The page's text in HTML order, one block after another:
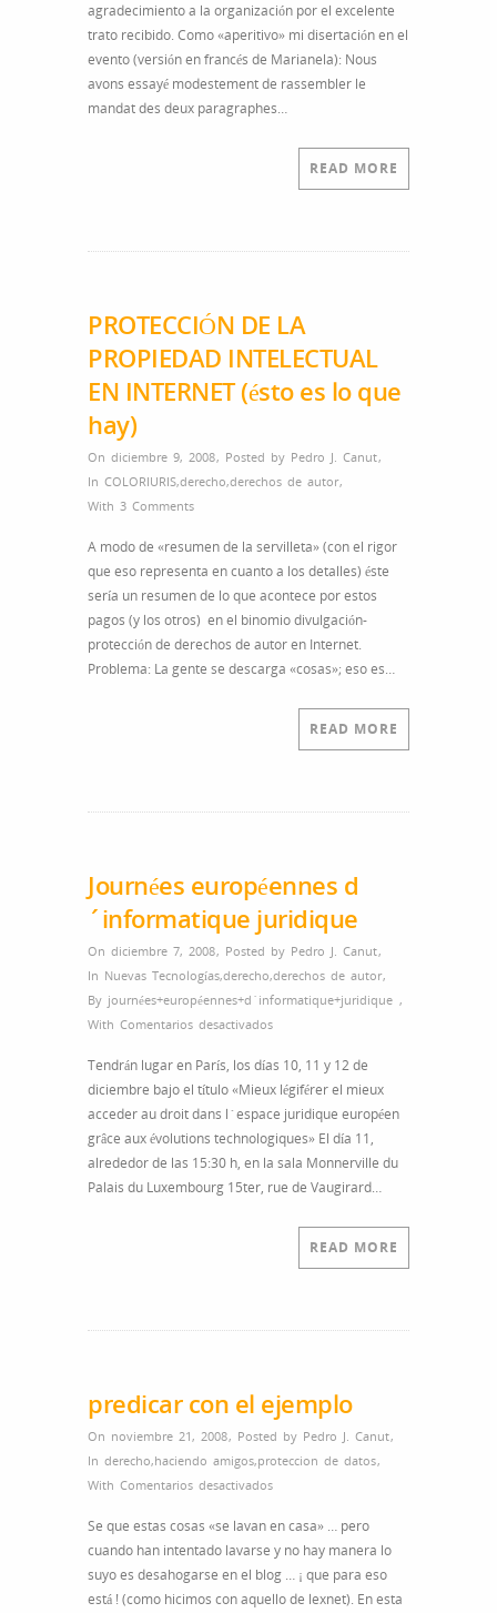
agradecimiento a la organización por el excelente
trato recibido. Como «aperitivo» mi disertación en el
evento (versión en francés de Marianela): Nous
avons essayé modestement de rassembler le
mandat des deux paragraphes…
READ MORE
PROTECCIÓN DE LA
PROPIEDAD INTELECTUAL
EN INTERNET (ésto es lo que
hay)
On diciembre 9, 2008, Posted by Pedro J. Canut,
In COLORIURIS,derecho,derechos de autor,
With 3 Comments
A modo de «resumen de la servilleta» (con el rigor
que eso representa en cuanto a los detalles) éste
sería un resumen de lo que acontece por estos
pagos (y los otros) en el binomio divulgación-
protección de derechos de autor en Internet.
Problema: La gente se descarga «cosas»; eso es…
READ MORE
Journées européennes d
´informatique juridique
On diciembre 7, 2008, Posted by Pedro J. Canut,
In Nuevas Tecnologías,derecho,derechos de autor,
By journées+européennes+d´informatique+juridique ,
With Comentarios desactivadosen
européennes
d
´informatique
juridique
Tendrán lugar en París, los días 10, 11 y 12 de
diciembre bajo el título «Mieux légiférer el mieux
acceder au droit dans l´espace juridique européen
grâce aux évolutions technologiques» El día 11,
alrededor de las 15:30 h, en la sala Monnerville du
Palais du Luxembourg 15ter, rue de Vaugirard…
READ MORE
predicar con el ejemplo
On noviembre 21, 2008, Posted by Pedro J. Canut,
In derecho,haciendo amigos,proteccion de datos,
With Comentarios desactivadosen
con
el
ejemplo
Se que estas cosas «se lavan en casa» … pero
cuando han intentado lavarse y no hay manera lo
suyo es desahogarse en el blog … ¡ que para eso
está ! (como hicimos con aquello de lexnet). En esta